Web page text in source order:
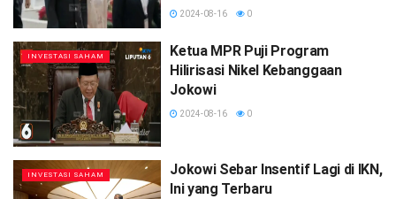
2024-08-16 0
INVESTASI SAHAM
Ketua MPR Puji Program
Hilirisasi Nikel Kebanggaan
Jokowi
2024-08-16 0
INVESTASI SAHAM
Jokowi Sebar Insentif Lagi di IKN,
Ini yang Terbaru